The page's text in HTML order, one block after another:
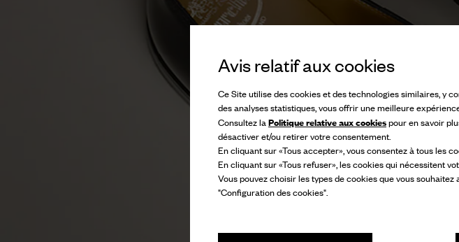
Avis relatif aux cookies
Ce Site utilise des cookies et des technologies similaires, y
des analyses statistiques, vous offrir une meilleure
Consultez la Politique relative aux cookiespour en savoir
désactiver et/ou retirer votre consentement.
En cliquant sur «Tous accepter», vous consentez à tous les
En cliquant sur «Tous refuser», les cookies qui nécessitent
Vous pouvez choisir les types de cookies que vous
"Configuration des cookies".